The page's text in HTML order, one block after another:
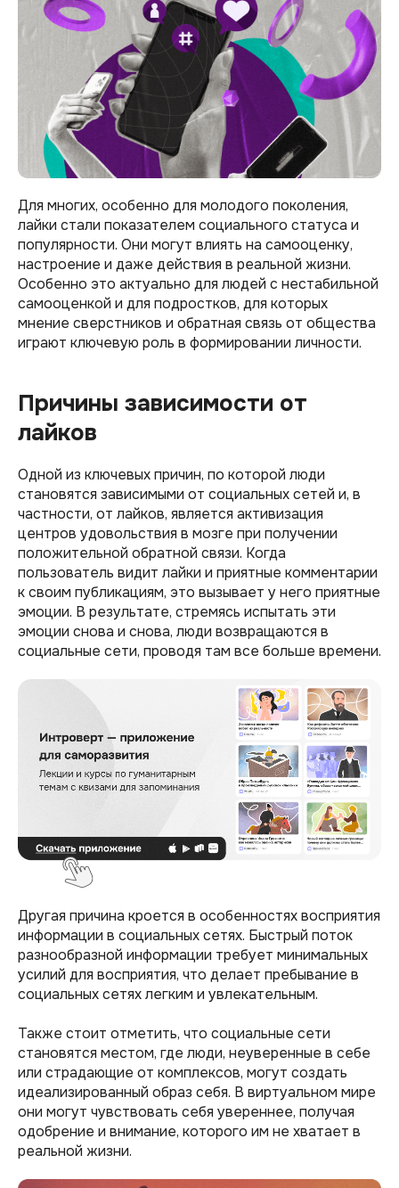
Для многих, особенно для молодого поколения,
лайки стали показателем социального статуса и
популярности. Они могут влиять на самооценку,
настроение и даже действия в реальной жизни.
Особенно это актуально для людей с нестабильной
самооценкой и для подростков, для которых
мнение сверстников и обратная связь от общества
играют ключевую роль в формировании личности.
Причины зависимости от
лайков
Одной из ключевых причин, по которой люди
становятся зависимыми от социальных сетей и, в
частности, от лайков, является активизация
центров удовольствия в мозге при получении
положительной обратной связи. Когда
пользователь видит лайки и приятные комментарии
к своим публикациям, это вызывает у него приятные
эмоции. В результате, стремясь испытать эти
эмоции снова и снова, люди возвращаются в
социальные сети, проводя там все больше времени.
Другая причина кроется в особенностях восприятия
информации в социальных сетях. Быстрый поток
разнообразной информации требует минимальных
усилий для восприятия, что делает пребывание в
социальных сетях легким и увлекательным.
Также стоит отметить, что социальные сети
становятся местом, где люди, неуверенные в себе
или страдающие от комплексов, могут создать
идеализированный образ себя. В виртуальном мире
они могут чувствовать себя увереннее, получая
одобрение и внимание, которого им не хватает в
реальной жизни.